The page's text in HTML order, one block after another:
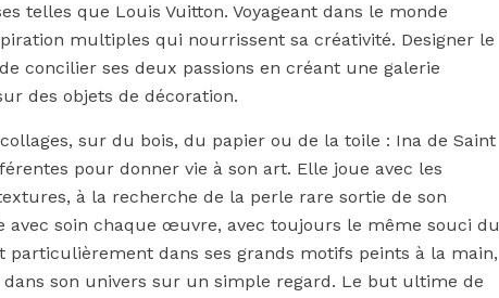
telles que Louis Vuitton. Voyageant dans le monde
multiples qui nourrissent sa créativité. Designer le
concilier ses deux passions en créant une galerie
des objets de décoration.
sur du bois, du papier ou de la toile : Ina de Saint
pour donner vie à son art. Elle joue avec les
à la recherche de la perle rare sortie de son
avec soin chaque œuvre, avec toujours le même souci du
particulièrement dans ses grands motifs peints à la main,
son univers sur un simple regard. Le but ultime de